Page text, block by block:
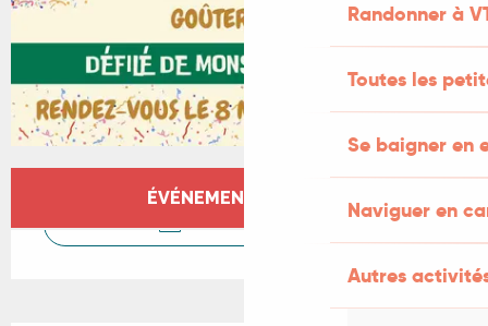
Randonner à
Toutes les
Se baigner en
Naviguer en
Autres
Ouverture et coordonnées
ÉVÉNEMENT TERMINÉ
CONTACTEZ-NOUS